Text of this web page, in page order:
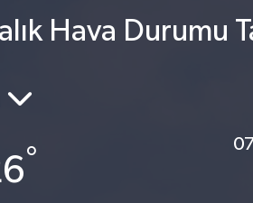
Hava Durumu
°